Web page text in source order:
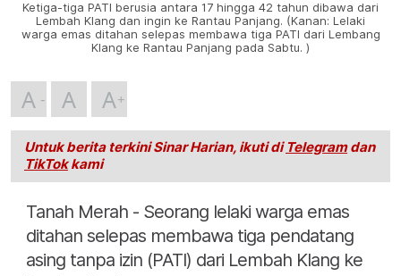
Ketiga-tiga PATI berusia antara 17 hingga 42 tahun dibawa dari
Lembah Klang dan ingin ke Rantau Panjang. (Kanan: Lelaki
warga emas ditahan selepas membawa tiga PATI dari Lembang
Klang ke Rantau Panjang pada Sabtu. )
A A A
Untuk berita terkini Sinar Harian, ikuti di Telegramdan
TikTokkami
Tanah Merah - Seorang lelaki warga emas
ditahan selepas membawa tiga pendatang
asing tanpa izin (PATI) dari Lembah Klang ke